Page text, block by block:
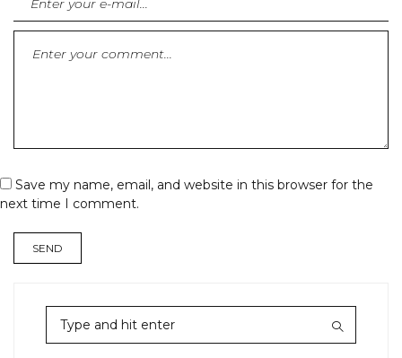
Save my name, email, and website in this browser for the
next time I comment.